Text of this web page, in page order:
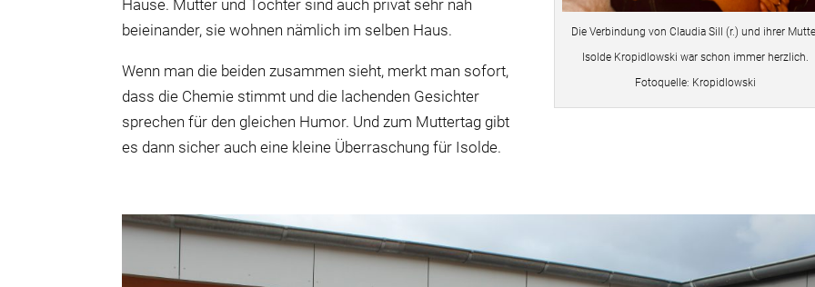
Die Verbindung von Claudia Sill (r.) und ihrer
Isolde Kropidlowski war schon immer herzlich.
Fotoquelle: Kropidlowski
Hause. Mutter und Tochter sind auch privat sehr nah
beieinander, sie wohnen nämlich im selben Haus.
Wenn man die beiden zusammen sieht, merkt man sofort,
dass die Chemie stimmt und die lachenden Gesichter
sprechen für den gleichen Humor. Und zum Muttertag gibt
es dann sicher auch eine kleine Überraschung für Isolde.